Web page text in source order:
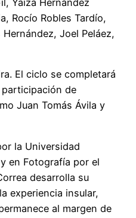
Yaiza Hernández
Rocío Robles Tardío,
Joel Peláez,
El ciclo se completará
de
Juan Tomás Ávila y
la Universidad
en Fotografía por el
desarrolla su
experiencia insular,
al margen de